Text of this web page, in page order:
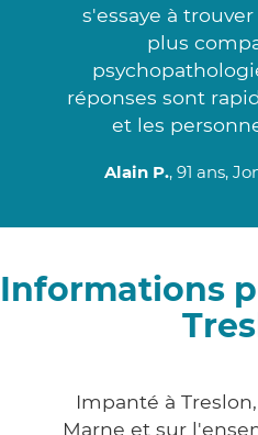
s'essaye à
plus
réponses sont
et les
Alain P., 91 ans,
Informations
Impanté à
Marne et sur